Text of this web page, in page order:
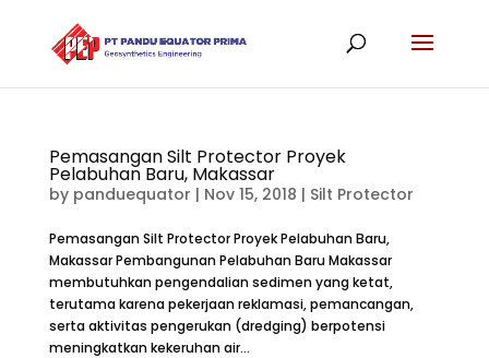
Pemasangan Silt Protector Proyek
Pelabuhan Baru, Makassar
by panduequator | Nov 15, 2018 | Silt Protector
Pemasangan Silt Protector Proyek Pelabuhan Baru,
Makassar Pembangunan Pelabuhan Baru Makassar
membutuhkan pengendalian sedimen yang ketat,
terutama karena pekerjaan reklamasi, pemancangan,
serta aktivitas pengerukan (dredging) berpotensi
meningkatkan kekeruhan air...